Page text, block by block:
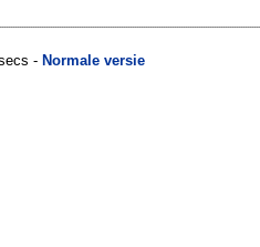
- Normale versie